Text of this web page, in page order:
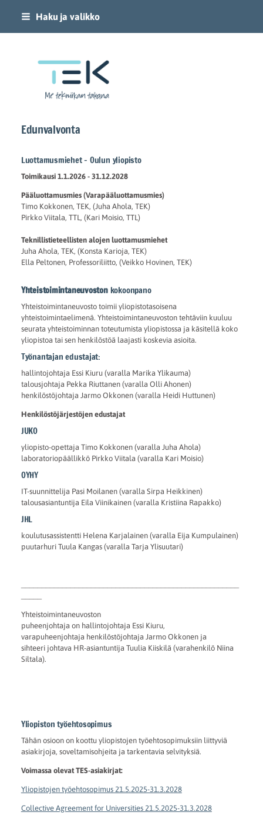
Siirry
sivun
sisältöön
Haku ja valikko
Oulun korkeakoulujen TEKkiläiset ry
Edunvalvonta
Luottamusmiehet - Oulun yliopisto
Toimikausi 1.1.2026 - 31.12.2028
Pääluottamusmies (Varapääluottamusmies)
Timo Kokkonen, TEK, (Juha Ahola, TEK)
Pirkko Viitala, TTL, (Kari Moisio, TTL)
Teknillistieteellisten alojen luottamusmiehet
Juha Ahola, TEK, (Konsta Karioja, TEK)
Ella Peltonen, Professoriliitto, (Veikko Hovinen, TEK)
Yhteistoimintaneuvostonkokoonpano
Yhteistoimintaneuvosto toimii yliopistotasoisena
yhteistoimintaelimenä. Yhteistoimintaneuvoston tehtäviin kuuluu
seurata yhteistoiminnan toteutumista yliopistossa ja käsitellä koko
yliopistoa tai sen henkilöstöä laajasti koskevia asioita.
Työnantajan edustajat:
hallintojohtaja Essi Kiuru (varalla Marika Ylikauma)
talousjohtaja Pekka Riuttanen (varalla Olli Ahonen)
henkilöstöjohtaja Jarmo Okkonen (varalla Heidi Huttunen)
Henkilöstöjärjestöjen edustajat
JUKO
yliopisto-opettaja Timo Kokkonen (varalla Juha Ahola)
laboratoriopäällikkö Pirkko Viitala (varalla Kari Moisio)
OYHY
IT-suunnittelija Pasi Moilanen (varalla Sirpa Heikkinen)
talousasiantuntija Eila Viinikainen (varalla Kristiina Rapakko)
JHL
koulutusassistentti Helena Karjalainen (varalla Eija Kumpulainen)
puutarhuri Tuula Kangas (varalla Tarja Ylisuutari)
Yhteistoimintaneuvoston
puheenjohtaja on hallintojohtaja Essi Kiuru,
varapuheenjohtaja henkilöstöjohtaja Jarmo Okkonen ja
sihteeri johtava HR-asiantuntija Tuulia Kiiskilä (varahenkilö Niina
Siltala).
Yliopiston työehtosopimus
Tähän osioon on koottu yliopistojen työehtosopimuksiin liittyviä
asiakirjoja, soveltamisohjeita ja tarkentavia selvityksiä.
Voimassa olevat TES-asiakirjat:
Yliopistojen työehtosopimus 21.5.2025-31.3.2028
Collective Agreement for Universities 21.5.2025-31.3.2028